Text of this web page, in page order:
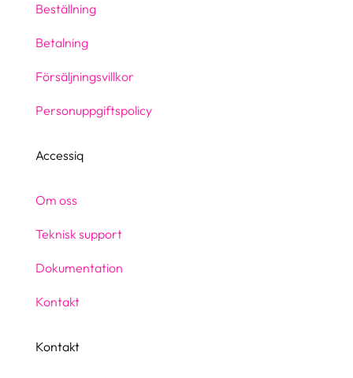
Beställning
Betalning
Försäljningsvillkor
Personuppgiftspolicy
Accessiq
Om oss
Teknisk support
Dokumentation
Kontakt
Kontakt